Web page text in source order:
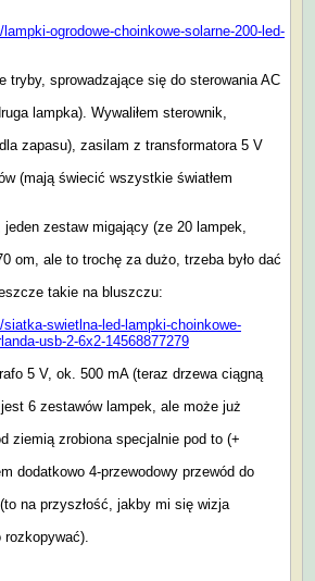
ogrodowe-choinkowe-solarne-200-led-
tryby, sprowadzające się do sterowania AC
lampka). Wywaliłem sterownik,
zapasu), zasilam z transformatora 5 V
(mają świecić wszystkie światłem
zestaw migający (ze 20 lampek,
om, ale to trochę za dużo, trzeba było dać
takie na bluszczu:
swietlna-led-lampki-choinkowe-
usb-2-6x2-14568877279
5 V, ok. 500 mA (teraz drzewa ciągną
6 zestawów lampek, ale może już
ziemią zrobiona specjalnie pod to (+
dodatkowo 4-przewodowy przewód do
na przyszłość, jakby mi się wizja